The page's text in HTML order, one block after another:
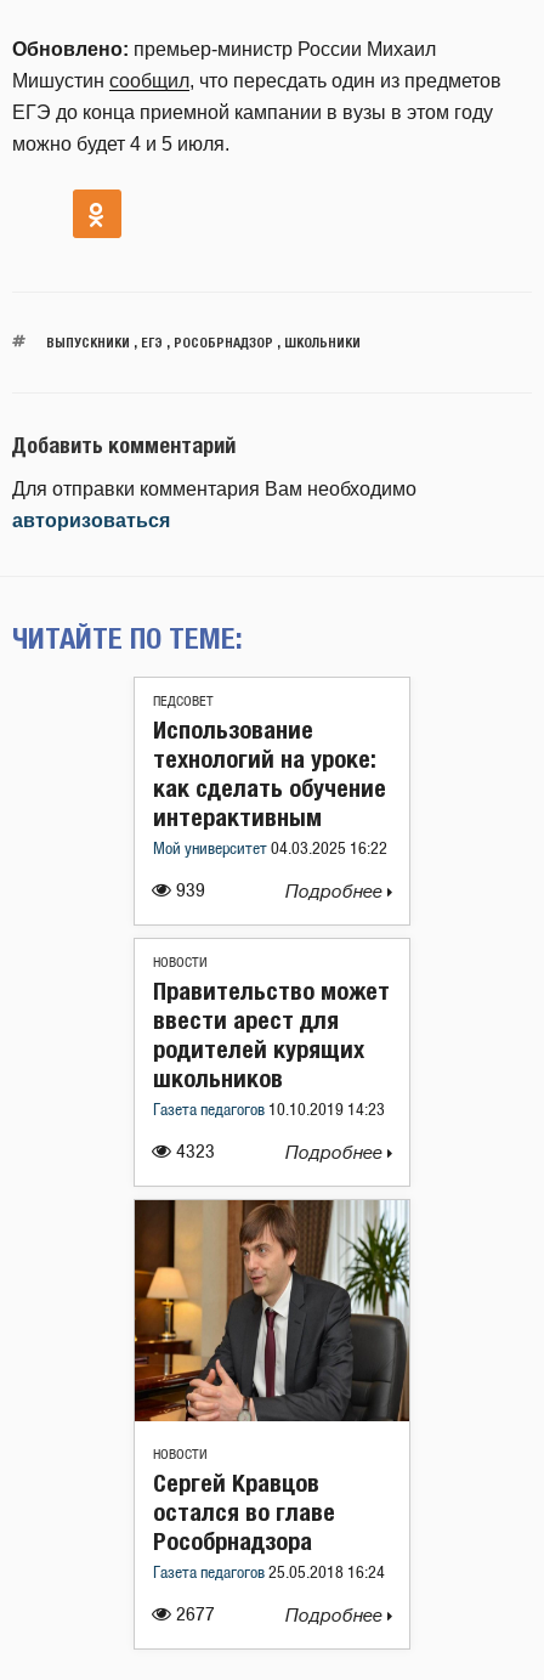
Обновлено: премьер-министр России Михаил
Мишустин сообщил, что пересдать один из предметов
ЕГЭ до конца приемной кампании в вузы в этом году
можно будет 4 и 5 июля.
ВЫПУСКНИКИ ЕГЭ РОСОБРНАДЗОР ШКОЛЬНИКИ
Добавить комментарий
Для отправки комментария Вам необходимо
авторизоваться
ЧИТАЙТЕ ПО ТЕМЕ:
ПЕДСОВЕТ
939
Использование
технологий на уроке:
как сделать обучение
интерактивным
Мой университет 04.03.2025 16:22
Подробнее
НОВОСТИ
4323
Правительство может
ввести арест для
родителей курящих
школьников
Газета педагогов 10.10.2019 14:23
Подробнее
НОВОСТИ
2677
Сергей Кравцов
остался во главе
Рособрнадзора
Газета педагогов 25.05.2018 16:24
Подробнее